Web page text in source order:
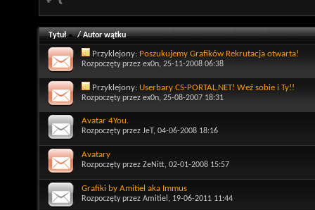
Tytuł /Autor wątku
Przyklejony: Poszukujemy Grafików Rekrutacja otwarta!
Rozpoczęty przez ex0n, 25-11-2008 06:38
Przyklejony: Userbary CS-PORTAL.NET! Weź sobie i Ty!!
Rozpoczęty przez ex0n, 25-08-2007 18:31
Avatar 4You.
Rozpoczęty przez JeT, 04-06-2008 18:16
Avatary
Rozpoczęty przez ZeNitt, 02-01-2008 15:57
Grafiki by Amitiel aka Immus
Rozpoczęty przez Amitiel , 19-06-2011 11:44